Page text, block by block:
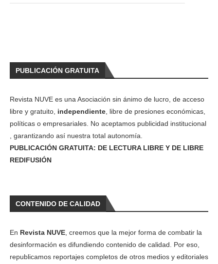
PUBLICACIÓN GRATUITA
Revista NUVE es una Asociación sin ánimo de lucro, de acceso
libre y gratuito, independiente , libre de presiones económicas,
políticas o empresariales. No aceptamos publicidad institucional
, garantizando así nuestra total autonomía.
PUBLICACIÓN GRATUITA: DE LECTURA LIBRE Y DE LIBRE
REDIFUSIÓN
CONTENIDO DE CALIDAD
En Revista NUVE , creemos que la mejor forma de combatir la
desinformación es difundiendo contenido de calidad. Por eso,
republicamos reportajes completos de otros medios y editoriales